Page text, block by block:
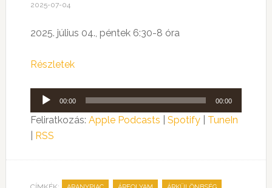
2025-07-04
2025. július 04., péntek 6:30-8 óra
Részletek
Audió
lejátszó
00:00 00:00
Feliratkozás: Apple Podcasts Spotify| TuneIn
RSS